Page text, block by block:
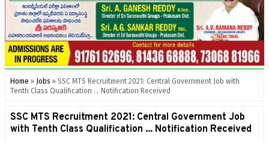
Home » Jobs » SSC MTS Recruitment 2021: Central Government Job with
Tenth Class Qualification ... Notification Received
SSC MTS Recruitment 2021: Central Government Job
with Tenth Class Qualification ... Notification Received